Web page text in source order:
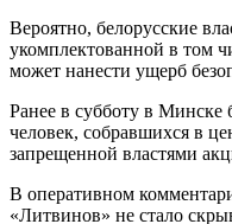
Вероятно, белорусские
укомплектованной в том
может нанести ущерб
Ранее в субботу в Минске
человек, собравшихся в
запрещенной властями
В оперативном
«Литвинов» не стало